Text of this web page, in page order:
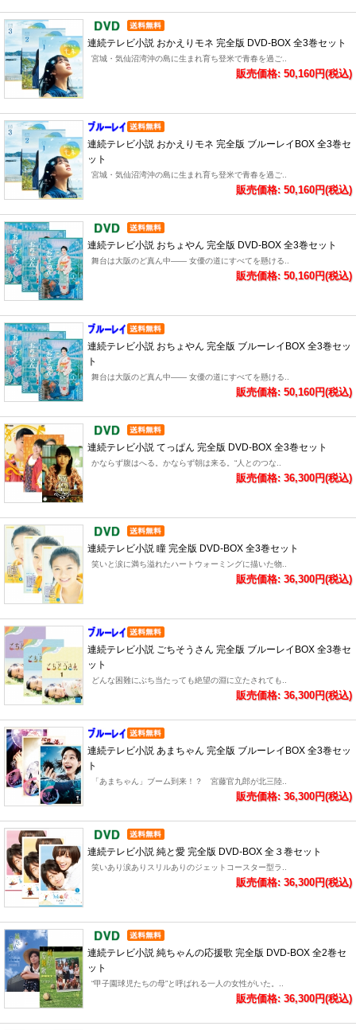
連続テレビ小説 おかえりモネ 完全版 DVD-BOX 全3巻セット
宮城・気仙沼湾沖の島に生まれ育ち登米で青春を過ご..
販売価格: 50,160円(税込)
連続テレビ小説 おかえりモネ 完全版 ブルーレイBOX 全3巻セ
ット
宮城・気仙沼湾沖の島に生まれ育ち登米で青春を過ご..
販売価格: 50,160円(税込)
連続テレビ小説 おちょやん 完全版 DVD-BOX 全3巻セット
舞台は大阪のど真ん中―― 女優の道にすべてを懸ける..
販売価格: 50,160円(税込)
連続テレビ小説 おちょやん 完全版 ブルーレイBOX 全3巻セッ
ト
舞台は大阪のど真ん中―― 女優の道にすべてを懸ける..
販売価格: 50,160円(税込)
連続テレビ小説 てっぱん 完全版 DVD-BOX 全3巻セット
かならず腹はへる。かならず朝は来る。“人とのつな..
販売価格: 36,300円(税込)
連続テレビ小説 瞳 完全版 DVD-BOX 全3巻セット
笑いと涙に満ち溢れたハートウォーミングに描いた物..
販売価格: 36,300円(税込)
連続テレビ小説 ごちそうさん 完全版 ブルーレイBOX 全3巻セ
ット
どんな困難にぶち当たっても絶望の淵に立たされても..
販売価格: 36,300円(税込)
連続テレビ小説 あまちゃん 完全版 ブルーレイBOX 全3巻セッ
ト
「あまちゃん」ブーム到来！？ 宮藤官九郎が北三陸..
販売価格: 36,300円(税込)
連続テレビ小説 純と愛 完全版 DVD-BOX 全３巻セット
笑いあり涙ありスリルありのジェットコースター型ラ..
販売価格: 36,300円(税込)
連続テレビ小説 純ちゃんの応援歌 完全版 DVD-BOX 全2巻セ
ット
“甲子園球児たちの母”と呼ばれる一人の女性がいた。..
販売価格: 36,300円(税込)